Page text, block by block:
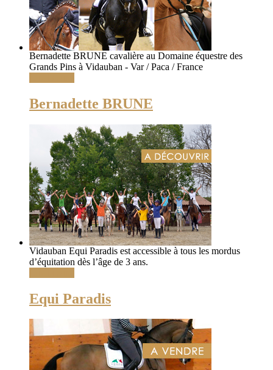
Bernadette BRUNE cavalière au Domaine équestre des
Grands Pins à Vidauban - Var / Paca / France
Bernadette BRUNE
Vidauban Equi Paradis est accessible à tous les mordus
d’équitation dès l’âge de 3 ans.
Equi Paradis